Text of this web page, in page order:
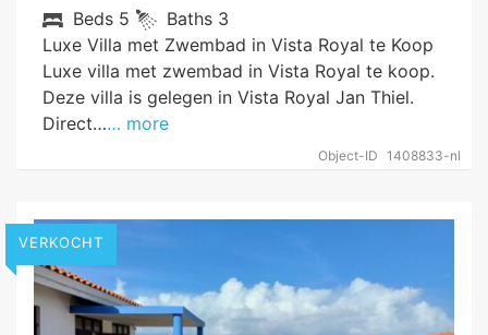
Object-ID 1408833-nl
Beds 5 Baths 3
Luxe Villa met Zwembad in Vista Royal te Koop
Luxe villa met zwembad in Vista Royal te koop.
Deze villa is gelegen in Vista Royal Jan Thiel.
Direct…… more
VERKOCHT